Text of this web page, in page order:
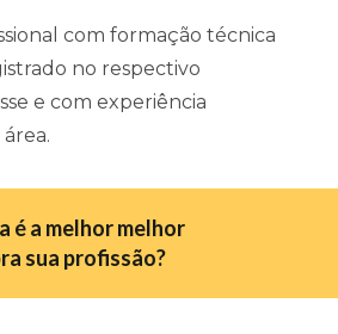
com formação técnica
no respectivo
e com experiência
é a melhor melhor
sua profissão?